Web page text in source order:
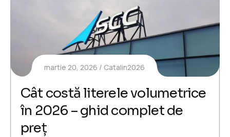
martie 20, 2026 Catalin2026
Cât costă literele volumetrice
în 2026 – ghid complet de
preț